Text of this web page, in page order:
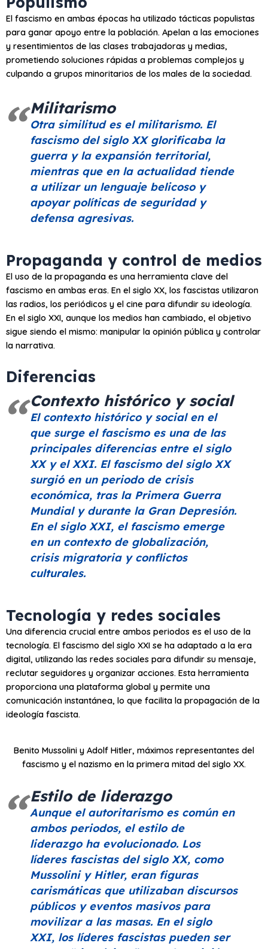
El fascismo en ambas épocas ha utilizado tácticas populistas
para ganar apoyo entre la población. Apelan a las emociones
y resentimientos de las clases trabajadoras y medias,
prometiendo soluciones rápidas a problemas complejos y
culpando a grupos minoritarios de los males de la sociedad.
Militarismo
Otra similitud es el militarismo. El
fascismo del siglo XX glorificaba la
guerra y la expansión territorial,
mientras que en la actualidad tiende
a utilizar un lenguaje belicoso y
apoyar políticas de seguridad y
defensa agresivas.
Propaganda y control de medios
El uso de la propaganda es una herramienta clave del
fascismo en ambas eras. En el siglo XX, los fascistas utilizaron
las radios, los periódicos y el cine para difundir su ideología.
En el siglo XXI, aunque los medios han cambiado, el objetivo
sigue siendo el mismo: manipular la opinión pública y controlar
la narrativa.
Diferencias
Contexto histórico y social
El contexto histórico y social en el
que surge el fascismo es una de las
principales diferencias entre el siglo
XX y el XXI. El fascismo del siglo XX
surgió en un periodo de crisis
económica, tras la Primera Guerra
Mundial y durante la Gran Depresión.
En el siglo XXI, el fascismo emerge
en un contexto de globalización,
crisis migratoria y conflictos
culturales.
Tecnología y redes sociales
Una diferencia crucial entre ambos periodos es el uso de la
tecnología. El fascismo del siglo XXI se ha adaptado a la era
digital, utilizando las redes sociales para difundir su mensaje,
reclutar seguidores y organizar acciones. Esta herramienta
proporciona una plataforma global y permite una
comunicación instantánea, lo que facilita la propagación de la
ideología fascista.
Benito Mussolini y Adolf Hitler, máximos representantes del
fascismo y el nazismo en la primera mitad del siglo XX.
Estilo de liderazgo
Aunque el autoritarismo es común en
ambos periodos, el estilo de
liderazgo ha evolucionado. Los
líderes fascistas del siglo XX, como
Mussolini y Hitler, eran figuras
carismáticas que utilizaban discursos
públicos y eventos masivos para
movilizar a las masas. En el siglo
XXI, los líderes fascistas pueden ser